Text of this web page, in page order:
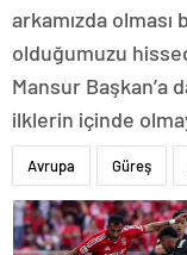
arkamızda
olduğumuzu
Mansur Başkan’a
ilklerin içinde
Avrupa Güreş